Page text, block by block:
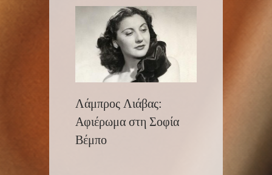
Λάμπρος Λιάβας:
Αφιέρωμα στη Σοφία
Βέμπο